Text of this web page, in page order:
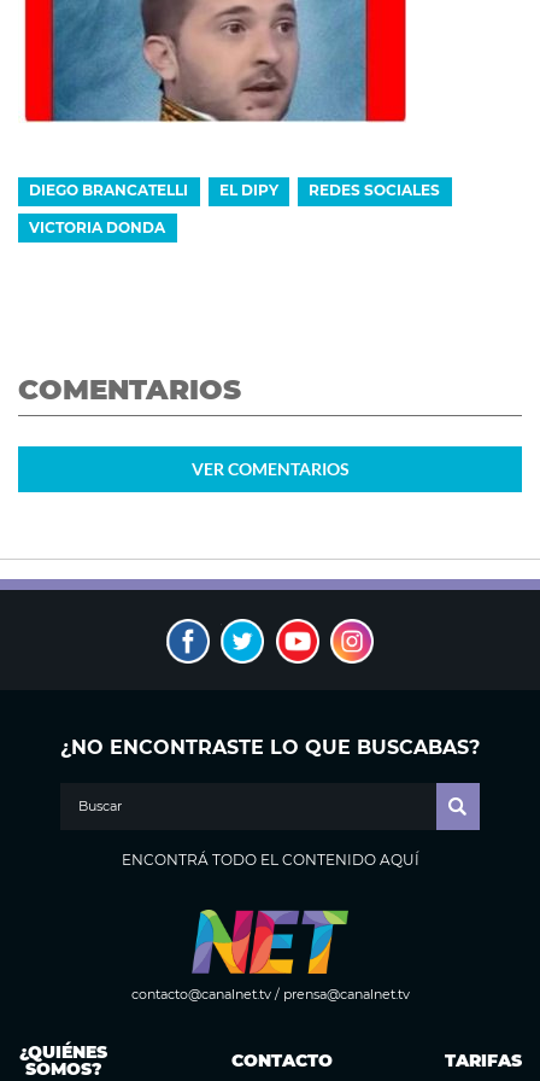
DIEGO BRANCATELLI EL DIPY REDES SOCIALES
VICTORIA DONDA
COMENTARIOS
VER COMENTARIOS
¿NO ENCONTRASTE LO QUE BUSCABAS?
ENCONTRÁ TODO EL CONTENIDO AQUÍ
contacto@canalnet.tv/ prensa@canalnet.tv
¿QUIÉNES
SOMOS? CONTACTO TARIFAS